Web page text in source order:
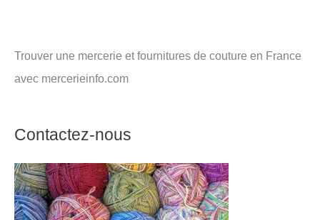
Trouver une mercerie et fournitures de couture en France
avec mercerieinfo.com
Contactez-nous